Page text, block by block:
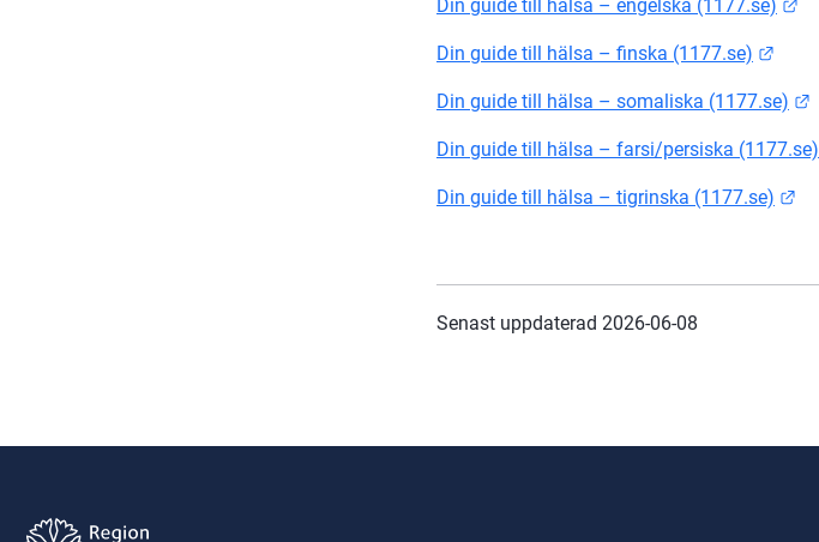
Din guide till hälsa – engelska (1177.se)
Din guide till hälsa – finska (1177.se)
Din guide till hälsa – somaliska (1177.se)
Din guide till hälsa – farsi/persiska (1177.se)
Din guide till hälsa – tigrinska (1177.se)
Senast uppdaterad 2026-06-08